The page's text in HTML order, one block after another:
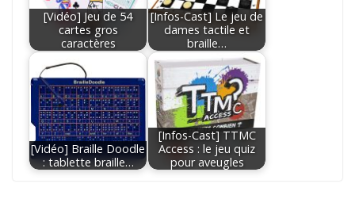
[Vidéo] Jeu de 54
cartes gros
caractères
[Infos-Cast] Le jeu de
dames tactile et
braille…
[Vidéo] Braille Doodle
: tablette braille…
[Infos-Cast] TTMC
Access : le jeu quiz
pour aveugles